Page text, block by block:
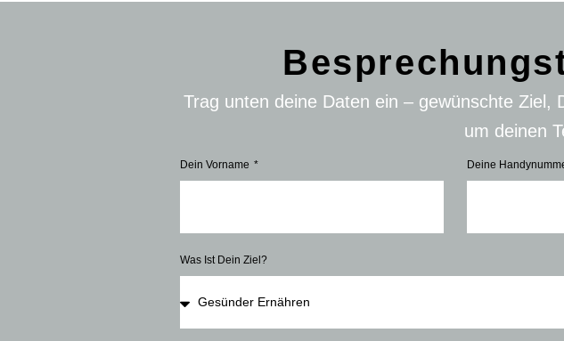
Trag unten deine Daten ein – gewünschte Ziel,
um deinen
Dein Vorname Deine
Was Ist Dein Ziel?